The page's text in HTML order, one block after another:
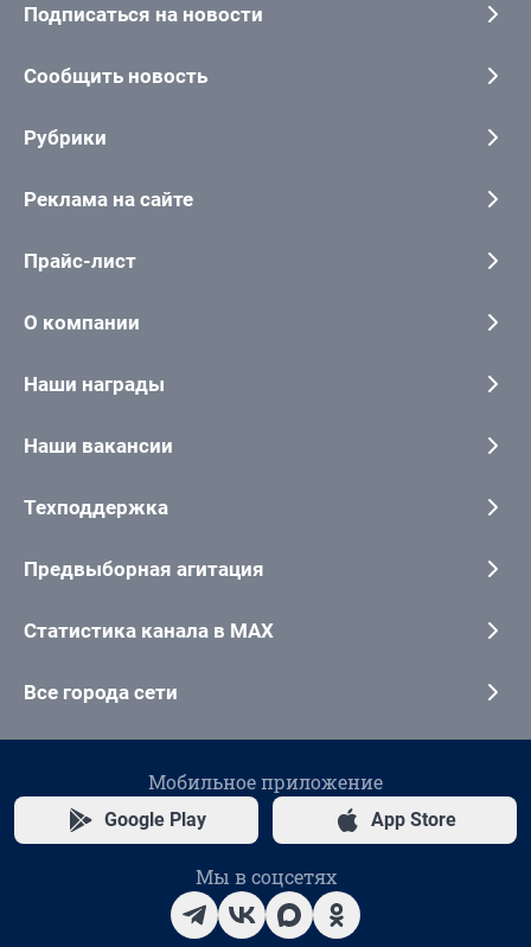
Подписаться на новости
Сообщить новость
Рубрики
Реклама на сайте
Прайс-лист
О компании
Наши награды
Наши вакансии
Техподдержка
Предвыборная агитация
Статистика канала в MAX
Все города сети
Мобильное приложение
Google Play App Store
Мы в соцсетях